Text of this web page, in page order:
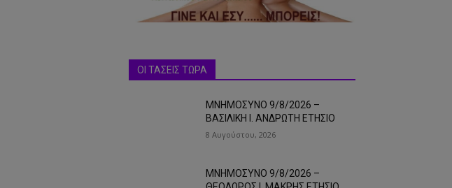
ΟΙ ΤΑΣΕΙΣ ΤΩΡΑ
ΜΝΗΜΟΣΥΝΟ 9/8/2026 –
ΒΑΣΙΛΙΚΗ Ι. ΑΝΔΡΩΤΗ ΕΤΗΣΙΟ
8 Αυγούστου, 2026
ΜΝΗΜΟΣΥΝΟ 9/8/2026 –